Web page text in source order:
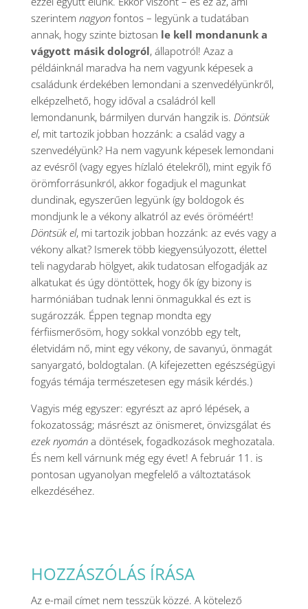
szerintem nagyonfontos – legyünk a tudatában
annak, hogy szinte biztosan le kell mondanunk a
vágyott másik dologról, állapotról! Azaz a
példáinknál maradva ha nem vagyunk képesek a
családunk érdekében lemondani a szenvedélyünkről,
elképzelhető, hogy időval a családról kell
lemondanunk, bármilyen durván hangzik is. Döntsük
el, mit tartozik jobban hozzánk: a család vagy a
szenvedélyünk? Ha nem vagyunk képesek lemondani
az evésről (vagy egyes hízlaló ételekről), mint egyik fő
örömforrásunkról, akkor fogadjuk el magunkat
dundinak, egyszerűen legyünk így boldogok és
mondjunk le a vékony alkatról az evés öröméért!
Döntsük el, mi tartozik jobban hozzánk: az evés vagy a
vékony alkat? Ismerek több kiegyensúlyozott, élettel
teli nagydarab hölgyet, akik tudatosan elfogadják az
alkatukat és úgy döntöttek, hogy ők így bizony is
harmóniában tudnak lenni önmagukkal és ezt is
sugározzák. Éppen tegnap mondta egy
férfiismerősöm, hogy sokkal vonzóbb egy telt,
életvidám nő, mint egy vékony, de savanyú, önmagát
sanyargató, boldogtalan. (A kifejezetten egészségügyi
fogyás témája természetesen egy másik kérdés.)
Vagyis még egyszer: egyrészt az apró lépések, a
fokozatosság; másrészt az önismeret, önvizsgálat és
ezek nyomán a döntések, fogadkozások meghozatala.
És nem kell várnunk még egy évet! A február 11. is
pontosan ugyanolyan megfelelő a változtatások
elkezdéséhez.
HOZZÁSZÓLÁS ÍRÁSA
Az e-mail címet nem tesszük közzé. A kötelező